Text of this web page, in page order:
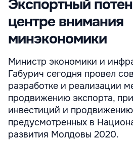
Экспортный
центре внимания
минэкономики
Министр экономики и
Габурич сегодня провел
разработке и реализации
продвижению экспорта,
инвестиций и
предусмотренных в
развития Молдовы 2020.